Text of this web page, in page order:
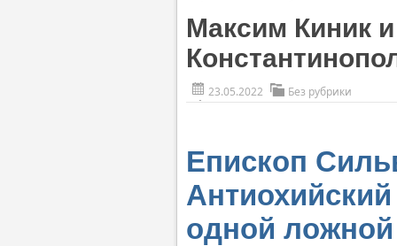
Максим Киник
23.05.2022 Без рубрики
Епископ
одной ложной